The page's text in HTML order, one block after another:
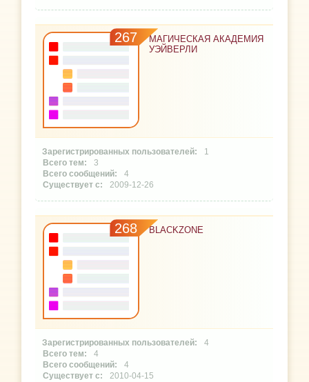
267
МАГИЧЕСКАЯ АКАДЕМИЯ
УЭЙВЕРЛИ
1
3
4
2009-12-26
268 BLACKZONE
4
4
4
2010-04-15